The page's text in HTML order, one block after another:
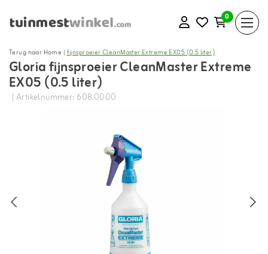
0
Terug naar Home |fijnsproeier CleanMaster Extreme EX05 (0.5 liter)
Gloria fijnsproeier CleanMaster Extreme
EX05 (0.5 liter)
| Artikelnummer: 608.0000